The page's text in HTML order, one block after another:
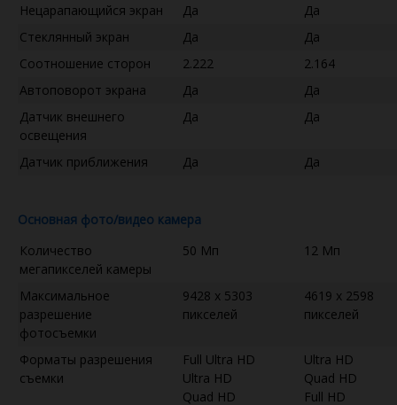
Нецарапающийся экран
Да
Да
Стеклянный экран
Да
Да
Соотношение сторон
2.222
2.164
Автоповорот экрана
Да
Да
Датчик внешнего
освещения
Да Да
Датчик приближения Да Да
Основная фото/видео камера
Количество
мегапикселей камеры
50 Мп 12 Мп
Максимальное
разрешение
фотосъемки
9428 x 5303
пикселей
4619 x 2598
пикселей
Форматы разрешения
съемки
Full Ultra HD
Ultra HD
Quad HD
Ultra HD
Quad HD
Full HD